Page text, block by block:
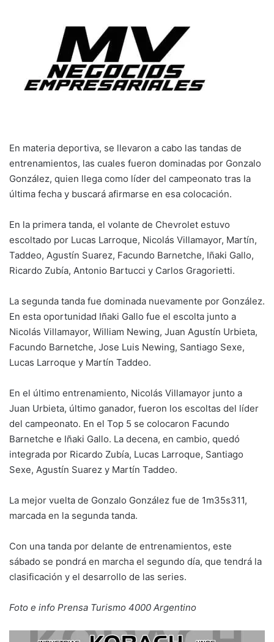
En materia deportiva, se llevaron a cabo las tandas de
entrenamientos, las cuales fueron dominadas por Gonzalo
González, quien llega como líder del campeonato tras la
última fecha y buscará afirmarse en esa colocación.
En la primera tanda, el volante de Chevrolet estuvo
escoltado por Lucas Larroque, Nicolás Villamayor, Martín,
Taddeo, Agustín Suarez, Facundo Barnetche, Iñaki Gallo,
Ricardo Zubía, Antonio Bartucci y Carlos Gragorietti.
La segunda tanda fue dominada nuevamente por González.
En esta oportunidad Iñaki Gallo fue el escolta junto a
Nicolás Villamayor, William Newing, Juan Agustín Urbieta,
Facundo Barnetche, Jose Luis Newing, Santiago Sexe,
Lucas Larroque y Martín Taddeo.
En el último entrenamiento, Nicolás Villamayor junto a
Juan Urbieta, último ganador, fueron los escoltas del líder
del campeonato. En el Top 5 se colocaron Facundo
Barnetche e Iñaki Gallo. La decena, en cambio, quedó
integrada por Ricardo Zubía, Lucas Larroque, Santiago
Sexe, Agustín Suarez y Martín Taddeo.
La mejor vuelta de Gonzalo González fue de 1m35s311,
marcada en la segunda tanda.
Con una tanda por delante de entrenamientos, este
sábado se pondrá en marcha el segundo día, que tendrá la
clasificación y el desarrollo de las series.
Foto e info Prensa Turismo 4000 Argentino